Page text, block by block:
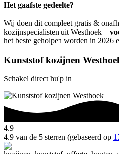
Het gaafste gedeelte?
Wij doen dit compleet gratis &
kozijnspecialisten uit Westhoek –
het beste geholpen worden in 2026
Kunststof kozijnen
Schakel direct hulp in
4.9
4.9 van de 5 sterren (gebaseerd op